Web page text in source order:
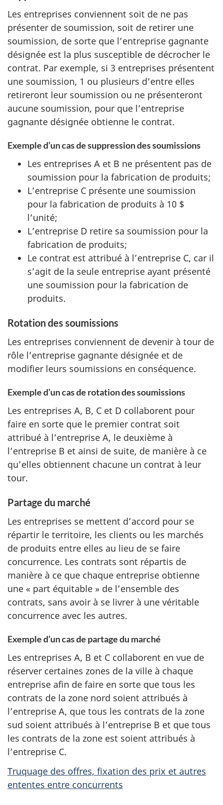
Les entreprises conviennent soit de ne pas
présenter de soumission, soit de retirer une
soumission, de sorte que l’entreprise gagnante
désignée est la plus susceptible de décrocher le
contrat. Par exemple, si 3 entreprises présentent
une soumission, 1 ou plusieurs d’entre elles
retireront leur soumission ou ne présenteront
aucune soumission, pour que l’entreprise
gagnante désignée obtienne le contrat.
Exemple d’un cas de suppression des soumissions
Les entreprises A et B ne présentent pas de
soumission pour la fabrication de produits;
L’entreprise C présente une soumission
pour la fabrication de produits à 10 $
l’unité;
L’entreprise D retire sa soumission pour la
fabrication de produits;
Le contrat est attribué à l’entreprise C, car il
s’agit de la seule entreprise ayant présenté
une soumission pour la fabrication de
produits.
Rotation des soumissions
Les entreprises conviennent de devenir à tour de
rôle l’entreprise gagnante désignée et de
modifier leurs soumissions en conséquence.
Exemple d’un cas de rotation des soumissions
Les entreprises A, B, C et D collaborent pour
faire en sorte que le premier contrat soit
attribué à l’entreprise A, le deuxième à
l’entreprise B et ainsi de suite, de manière à ce
qu’elles obtiennent chacune un contrat à leur
tour.
Partage du marché
Les entreprises se mettent d’accord pour se
répartir le territoire, les clients ou les marchés
de produits entre elles au lieu de se faire
concurrence. Les contrats sont répartis de
manière à ce que chaque entreprise obtienne
une « part équitable » de l’ensemble des
contrats, sans avoir à se livrer à une véritable
concurrence avec les autres.
Exemple d’un cas de partage du marché
Les entreprises A, B et C collaborent en vue de
réserver certaines zones de la ville à chaque
entreprise afin de faire en sorte que tous les
contrats de la zone nord soient attribués à
l’entreprise A, que tous les contrats de la zone
sud soient attribués à l’entreprise B et que tous
les contrats de la zone est soient attribués à
l’entreprise C.
Truquage des offres, fixation des prix et autres
ententes entre concurrents